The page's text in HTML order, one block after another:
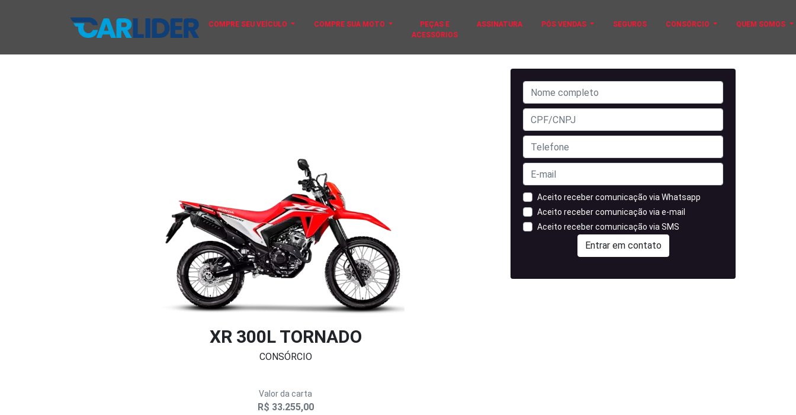
COMPRE SEU VEÍCULO COMPRE SUA MOTO
PEÇAS E
ACESSÓRIOS
ASSINATURA PÓS VENDAS SEGUROS CONSÓRCIO QUEM SOMOS
XR 300L TORNADO
CONSÓRCIO
Valor da carta
R$ 33.255,00
Aceito receber comunicação via Whatsapp
Aceito receber comunicação via e-mail
Aceito receber comunicação via SMS
Entrar em contato